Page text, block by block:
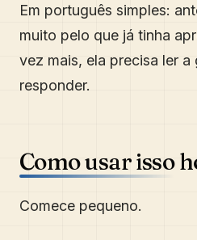
Em português simples:
muito pelo que já tinha
vez mais, ela precisa ler
responder.
Como usar isso
Comece pequeno.